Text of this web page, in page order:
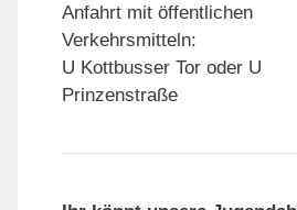
Anfahrt mit öffentlichen
Verkehrsmitteln:
U Kottbusser Tor oder U
Prinzenstraße